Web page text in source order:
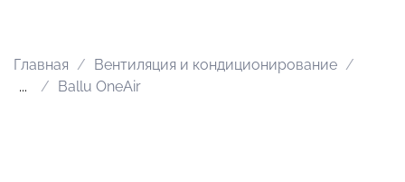
Главная
Вентиляция и кондиционирование
...
Ballu OneAir